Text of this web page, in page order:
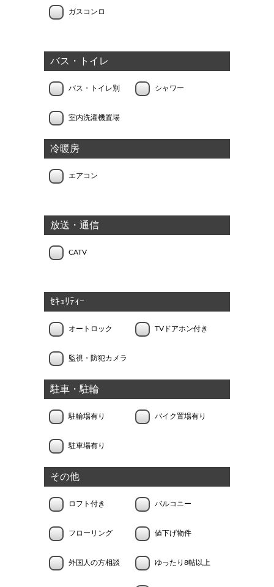
ガスコンロ
バス・トイレ
バス・トイレ別 シャワー
室内洗濯機置場
冷暖房
エアコン
放送・通信
CATV
ｾｷｭﾘﾃｨｰ
オートロック TVドアホン付き
監視・防犯カメラ
駐車・駐輪
駐輪場有り バイク置場有り
駐車場有り
その他
ロフト付き バルコニー
フローリング 値下げ物件
外国人の方相談 ゆったり8帖以上